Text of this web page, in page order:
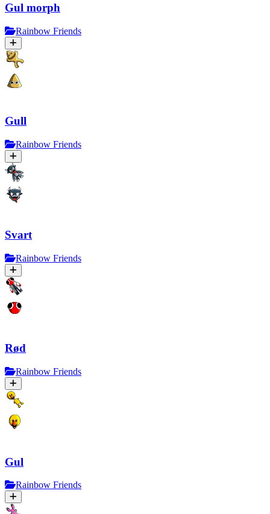
Gul morph
Rainbow Friends
Gull
Rainbow Friends
Svart
Rainbow Friends
Rød
Rainbow Friends
Gul
Rainbow Friends